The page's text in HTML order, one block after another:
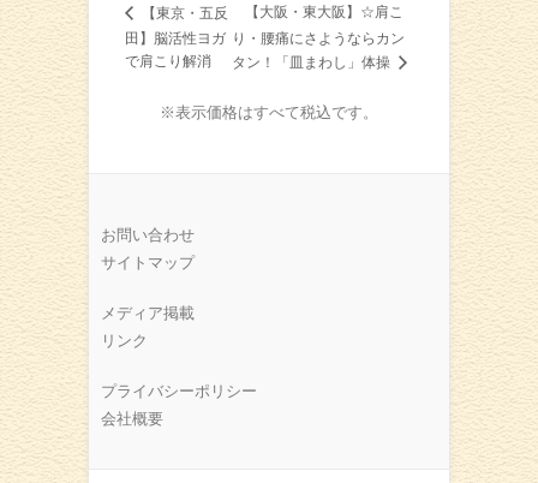
【東京・五反
田】脳活性ヨガ
で肩こり解消
【大阪・東大阪】☆肩こ
り・腰痛にさようならカン
タン！「皿まわし」体操
※表示価格はすべて税込です。
お問い合わせ
サイトマップ
メディア掲載
リンク
プライバシーポリシー
会社概要